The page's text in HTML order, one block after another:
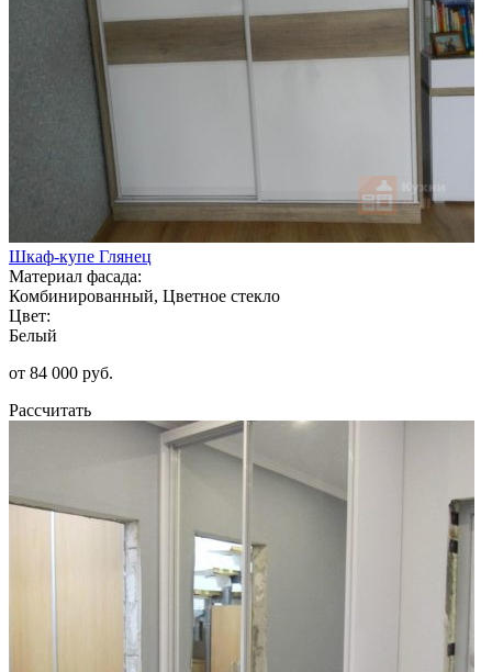
Шкаф-купе Глянец
Материал фасада:
Комбинированный, Цветное стекло
Цвет:
Белый
от 84 000 руб.
Рассчитать